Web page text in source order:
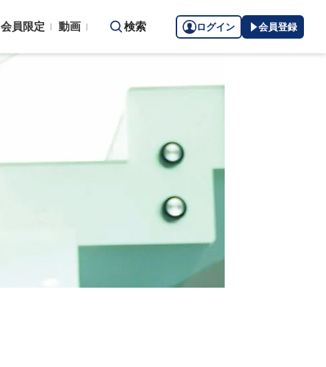
会員限定 動画 検索 ログイン 会員登録